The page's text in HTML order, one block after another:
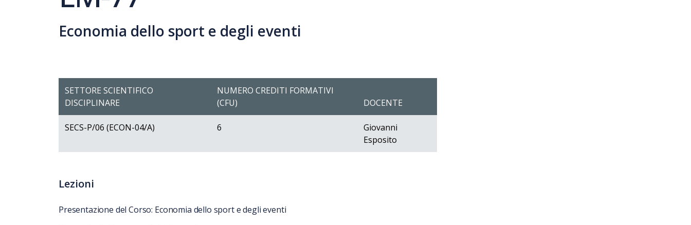
Economia dello sport e degli eventi
SETTORE SCIENTIFICO
DISCIPLINARE
NUMERO CREDITI FORMATIVI
(CFU)
DOCENTE
SECS-P/06 (ECON-04/A) 6
Giovanni
Esposito
Lezioni
Presentazione del Corso: Economia dello sport e degli eventi